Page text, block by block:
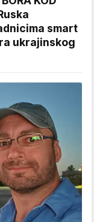
smart
ukrajinskog